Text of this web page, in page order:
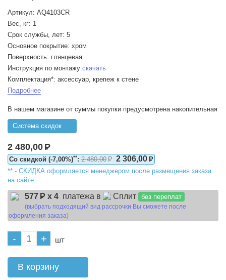
Артикул: AQ4103CR
Вес, кг: 1
Срок службы, лет: 5
Основное покрытие: хром
Поверхность: глянцевая
Инструкция по монтажу:скачать
Комплектация*: аксессуар, крепеж к стене
Подробнее
В нашем магазине от суммы покупки предусмотрена накопительная
Система скидок
2 480,00 Р
Cо скидкой (-7,00%)**: 2 480,00 Р 2 306,00 Р
** - CКИДКА оформляется менеджером после размещения заказа
на сайте.
577 Р x 4 платежа в Сплит без переплат
(выбрать подходящий вид рассрочки Вы сможете после
оформления заказа)
- + шт
В корзину